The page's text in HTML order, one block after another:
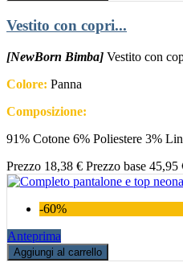
Vestito con copri...
[NewBorn Bimba] Vestito con
Colore: Panna
Composizione:
91% Cotone 6% Poliestere 3%
Prezzo 18,38 € Prezzo base 45,95
-60%
Anteprima
Aggiungi al carrello